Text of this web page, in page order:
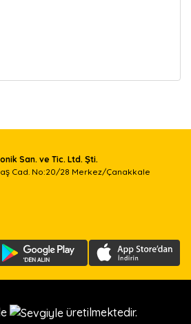
San. ve Tic. Ltd. Şti.
Cad. No:20/28 Merkez/Çanakkale
üretilmektedir.